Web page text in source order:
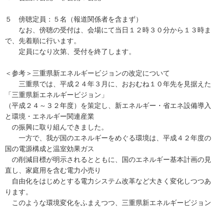
５ 傍聴定員：５名（報道関係者を含まず）
なお、傍聴の受付は、会場にて当日１２時３０分から１３時ま
で、先着順に行います。
定員になり次第、受付を終了します。
＜参考＞三重県新エネルギービジョンの改定について
三重県では、平成２４年３月に、おおむね１０年先を見据えた
「三重県新エネルギービジョン」
（平成２４～３２年度）を策定し、新エネルギー・省エネ設備導入
と環境・エネルギー関連産業
の振興に取り組んできました。
一方で、我が国のエネルギーをめぐる環境は、平成４２年度の
国の電源構成と温室効果ガス
の削減目標が明示されるとともに、国のエネルギー基本計画の見
直し、家庭用を含む電力小売り
自由化をはじめとする電力システム改革など大きく変化しつつあ
ります。
このような環境変化をふまえつつ、三重県新エネルギービジョン